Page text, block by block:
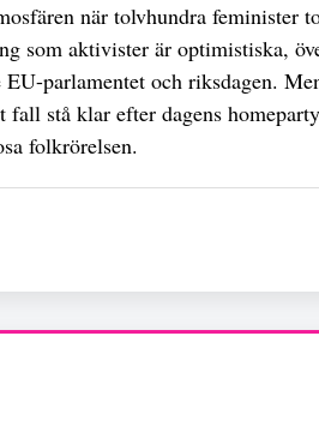
när tolvhundra feminister
som aktivister är optimistiska,
parlamentet och riksdagen.
stå klar efter dagens
folkrörelsen.